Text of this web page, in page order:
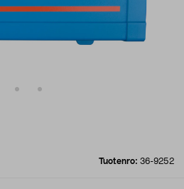
Tuotenro: 36-9252